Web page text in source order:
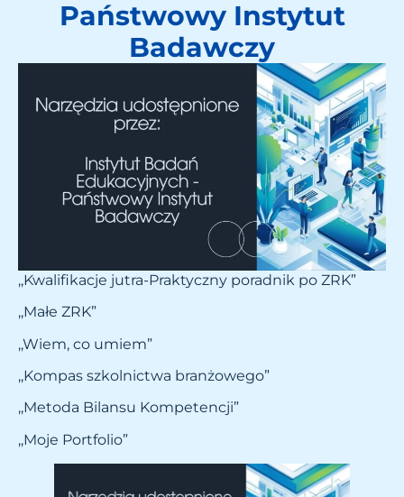
Państwowy Instytut
Badawczy
,,Kwalifikacje jutra-Praktyczny poradnik po ZRK”
,,Małe ZRK”
,,Wiem, co umiem”
,,Kompas szkolnictwa branżowego”
,,Metoda Bilansu Kompetencji”
,,Moje Portfolio”